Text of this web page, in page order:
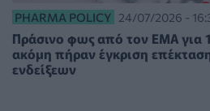
PHARMA POLICY 24/07/2026 -
Πράσινο φως από τον EMA
ακόμη πήραν έγκριση
ενδείξεων